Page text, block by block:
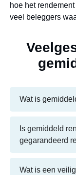
hoe het
veel beleggers
Wat is
Is gemiddeld
gegarandeerd
Wat is een